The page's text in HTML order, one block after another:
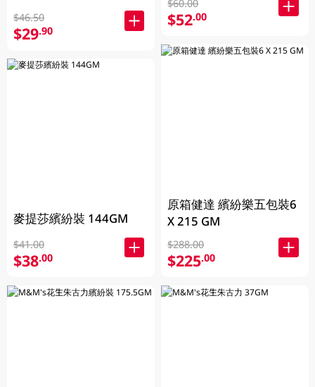
$46.50
$29.90
麥提莎繽紛裝 144GM
$41.00
$38.00
$60.00
$52.00
原箱健達 繽紛樂五包裝6
X 215 GM
$288.00
$225.00